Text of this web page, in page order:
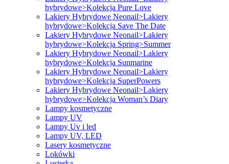
hybrydowe>Kolekcja Pure Love
Lakiery Hybrydowe Neonail>Lakiery
hybrydowe>Kolekcja Save The Date
Lakiery Hybrydowe Neonail>Lakiery
hybrydowe>Kolekcja Spring>Summer
Lakiery Hybrydowe Neonail>Lakiery
hybrydowe>Kolekcja Sunmarine
Lakiery Hybrydowe Neonail>Lakiery
hybrydowe>Kolekcja SuperPowers
Lakiery Hybrydowe Neonail>Lakiery
hybrydowe>Kolekcja Woman’s Diary
Lampy kosmetyczne
Lampy UV
Lampy Uv i led
Lampy UV, LED
Lasery kosmetyczne
Lokówki